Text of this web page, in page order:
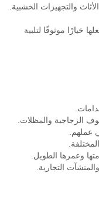
والتجهيزات الخشبية.
خيارًا موثوقًا لتلبية
الزجاجية والمظلات.
عملهم.
وعمرها الطويل.
التجارية.